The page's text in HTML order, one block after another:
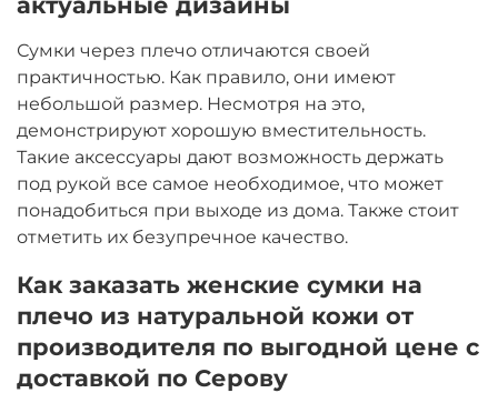
Сумки через плечо отличаются своей
практичностью. Как правило, они имеют
небольшой размер. Несмотря на это,
демонстрируют хорошую вместительность.
Такие аксессуары дают возможность держать
под рукой все самое необходимое, что может
понадобиться при выходе из дома. Также стоит
отметить их безупречное качество.
Как заказать женские сумки на
плечо из натуральной кожи от
производителя по выгодной цене с
доставкой по Серову